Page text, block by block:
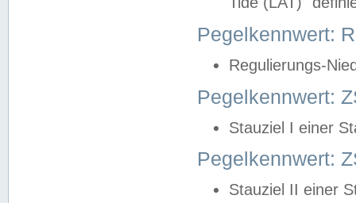
Pegelkennwert:
Regulierungs-
Pegelkennwert:
Stauziel I einer
Pegelkennwert:
Stauziel II einer